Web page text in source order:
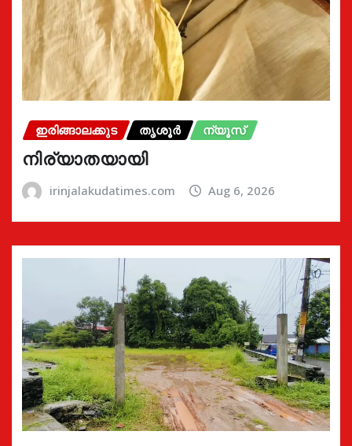
ഇരിങ്ങാലക്കുട തൃശൂർ ന്യൂസ്
നിര്യാതയായി
irinjalakudatimes.com Aug 6, 2026